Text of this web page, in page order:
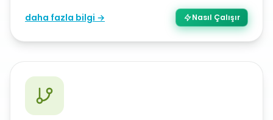
daha fazla bilgi → Nasıl Çalışır